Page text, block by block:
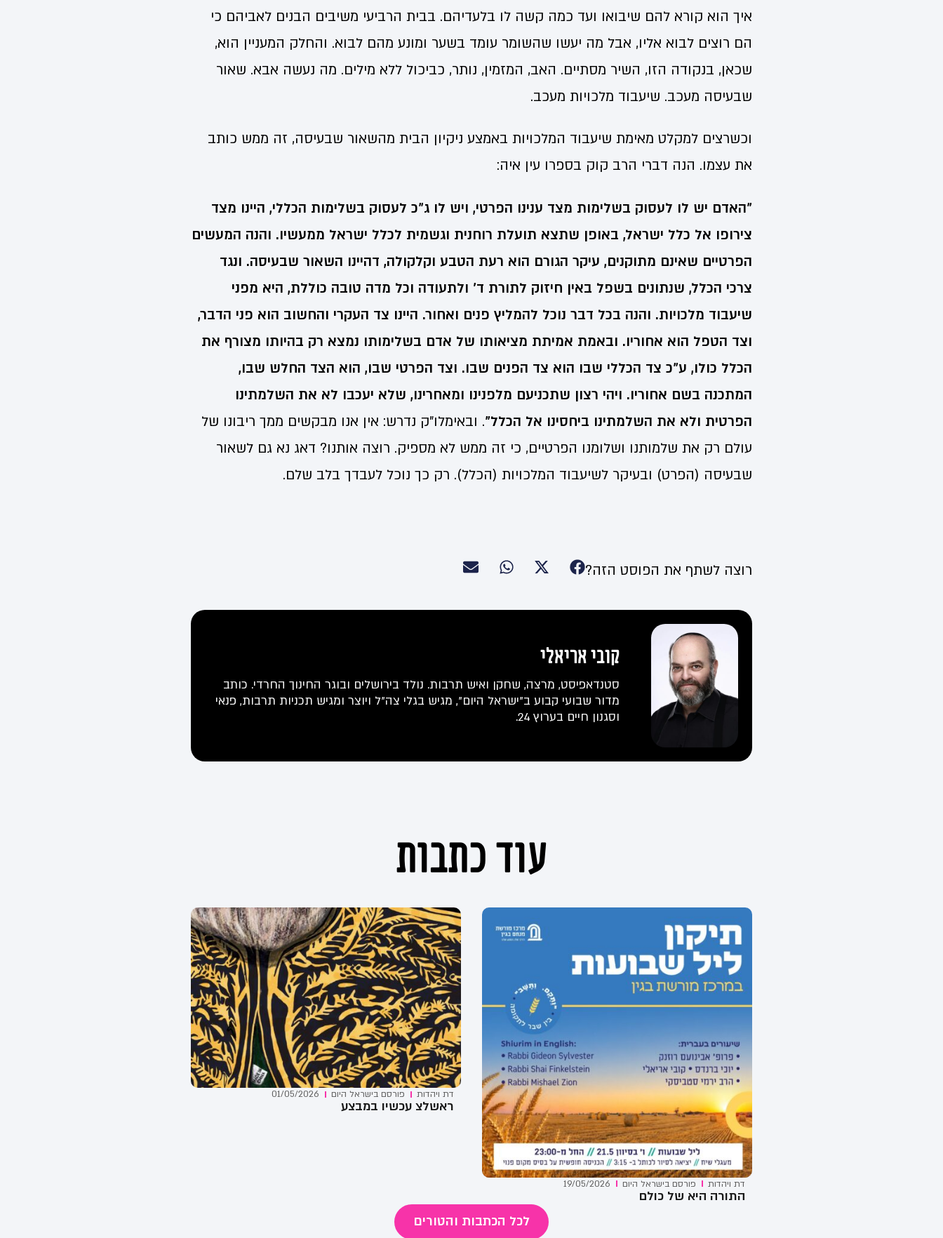
איך הוא קורא להם שיבואו ועד כמה קשה לו בלעדיהם. בבית הרביעי משיבים הבנים לאביהם כי
הם רוצים לבוא אליו, אבל מה יעשו שהשומר עומד בשער ומונע מהם לבוא. והחלק המעניין הוא,
שכאן, בנקודה הזו, השיר מסתיים. האב, המזמין, נותר, כביכול ללא מילים. מה נעשה אבא. שאור
שבעיסה מעכב. שיעבוד מלכויות מעכב.
וכשרצים למקלט מאימת שיעבוד המלכויות באמצע ניקיון הבית מהשאור שבעיסה, זה ממש כותב
את עצמו. הנה דברי הרב קוק בספרו עין איה:
"האדם יש לו לעסוק בשלימות מצד ענינו הפרטי, ויש לו ג"כ לעסוק בשלימות הכללי, היינו מצד
צירופו אל כלל ישראל, באופן שתצא תועלת רוחנית וגשמית לכלל ישראל ממעשיו. והנה המעשים
הפרטיים שאינם מתוקנים, עיקר הגורם הוא רעת הטבע וקלקולה, דהיינו השאור שבעיסה. ונגד
צרכי הכלל, שנתונים בשפל באין חיזוק לתורת ד' ולתעודה וכל מדה טובה כוללת, היא מפני
שיעבוד מלכויות. והנה בכל דבר נוכל להמליץ פנים ואחור. היינו צד העקרי והחשוב הוא פני הדבר,
וצד הטפל הוא אחוריו. ובאמת אמיתת מציאותו של אדם בשלימותו נמצא רק בהיותו מצורף את
הכלל כולו, ע"כ צד הכללי שבו הוא צד הפנים שבו. וצד הפרטי שבו, הוא הצד החלש שבו,
המתכנה בשם אחוריו. ויהי רצון שתכניעם מלפנינו ומאחרינו, שלא יעכבו לא את השלמתינו
הפרטית ולא את השלמתינו ביחסינו אל הכלל". ובאימלו"ק נדרש: אין אנו מבקשים ממך ריבונו של
עולם רק את שלמותנו ושלומנו הפרטיים, כי זה ממש לא מספיק. רוצה אותנו? דאג נא גם לשאור
שבעיסה (הפרט) ובעיקר לשיעבוד המלכויות (הכלל). רק כך נוכל לעבדך בלב שלם.
רוצה לשתף את הפוסט הזה?
קובי אריאלי
סטנדאפיסט, מרצה, שחקן ואיש תרבות. נולד בירושלים ובוגר החינוך החרדי. כותב
מדור שבועי קבוע ב"ישראל היום", מגיש בגלי צה"ל ויוצר ומגיש תכניות תרבות, פנאי
וסגנון חיים בערוץ 24.
עוד כתבות
דת ויהדות פורסם בישראל היום 19/05/2026
התורה היא של כולם
דת ויהדות פורסם בישראל היום 01/05/2026
ראשלצ עכשיו במבצע
לכל הכתבות והטורים